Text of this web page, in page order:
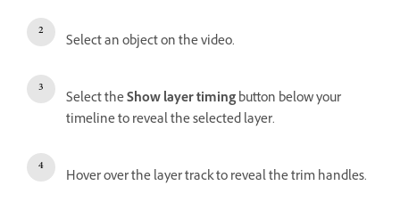
Select an object on the video.
Select theShow layer timingbutton below your
timeline to reveal the selected layer.
Hover over the layer track to reveal the trim handles.